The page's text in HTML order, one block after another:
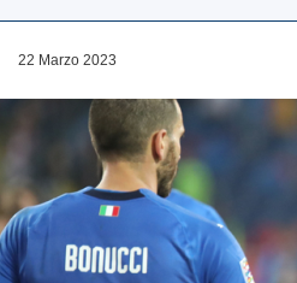
22 Marzo 2023